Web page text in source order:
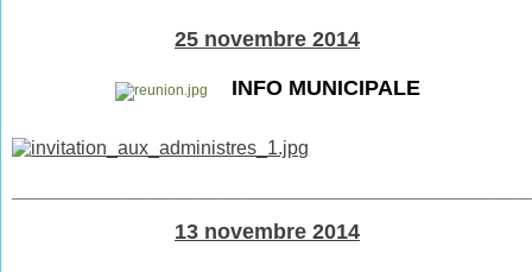
25 novembre 2014
INFO MUNICIPALE
13 novembre 2014